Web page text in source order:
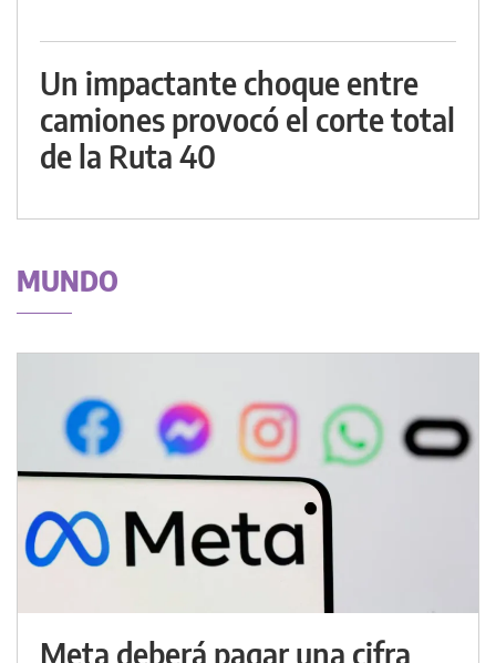
Un impactante choque entre
camiones provocó el corte total
de la Ruta 40
MUNDO
Meta deberá pagar una cifra